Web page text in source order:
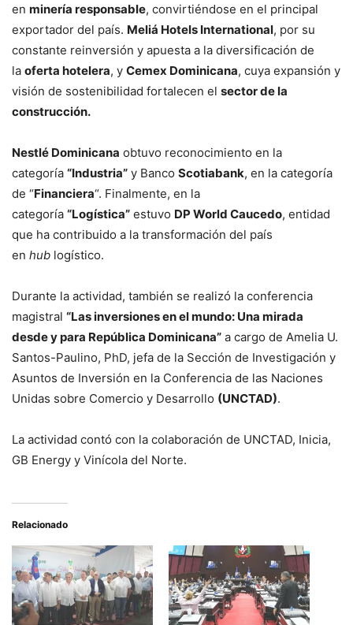
en minería responsable, convirtiéndose en el principal
exportador del país. Meliá Hotels International, por su
constante reinversión y apuesta a la diversificación de
la oferta hotelera, y Cemex Dominicana, cuya expansión y
visión de sostenibilidad fortalecen el sector de la
construcción.
Nestlé Dominicana obtuvo reconocimiento en la
categoría “Industria” y Banco Scotiabank, en la categoría
de “Financiera“. Finalmente, en la
categoría “Logística” estuvo DP World Caucedo, entidad
que ha contribuido a la transformación del país
en hub logístico.
Durante la actividad, también se realizó la conferencia
magistral “Las inversiones en el mundo: Una mirada
desde y para República Dominicana” a cargo de Amelia U.
Santos-Paulino, PhD, jefa de la Sección de Investigación y
Asuntos de Inversión en la Conferencia de las Naciones
Unidas sobre Comercio y Desarrollo (UNCTAD).
La actividad contó con la colaboración de UNCTAD, Inicia,
GB Energy y Vinícola del Norte.
Relacionado